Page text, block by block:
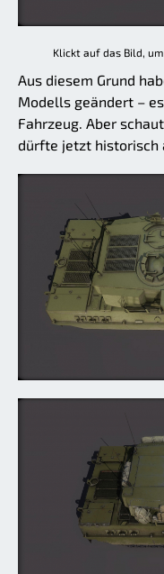
Klickt auf das Bild,
Aus diesem Grund
Modells geändert –
Fahrzeug. Aber
dürfte jetzt historisch